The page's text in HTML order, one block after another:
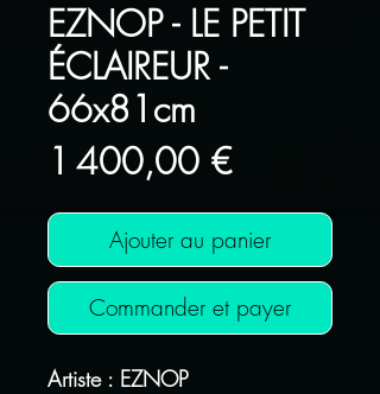
EZNOP - LE PETIT
ÉCLAIREUR -
66x81cm
1 400,00 €Prix
Ajouter au panier
Commander et payer
Artiste : EZNOP